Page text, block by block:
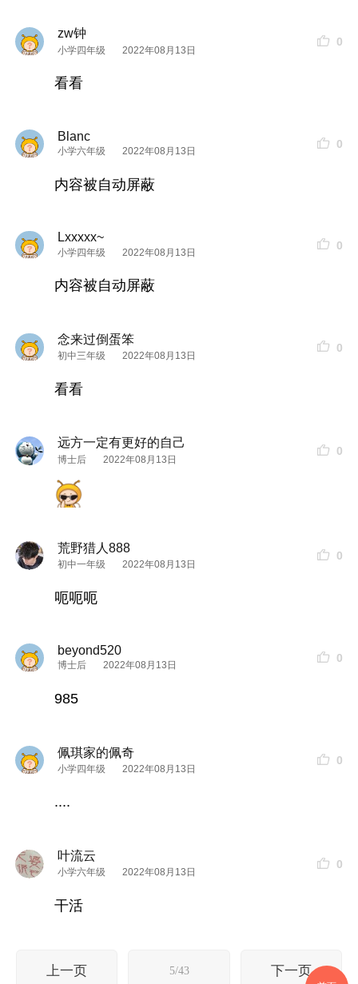
zw钟
小学四年级 2022年08月13日
0
看看
Blanc
小学六年级 2022年08月13日
0
内容被自动屏蔽
Lxxxxx~
小学四年级 2022年08月13日
0
内容被自动屏蔽
念来过倒蛋笨
初中三年级 2022年08月13日
0
看看
远方一定有更好的自己
博士后 2022年08月13日
0
荒野猎人888
初中一年级 2022年08月13日
0
呃呃呃
beyond520
博士后 2022年08月13日
0
985
佩琪家的佩奇
小学四年级 2022年08月13日
0
....
叶流云
小学六年级 2022年08月13日
0
干活
上一页 5/43 下一页